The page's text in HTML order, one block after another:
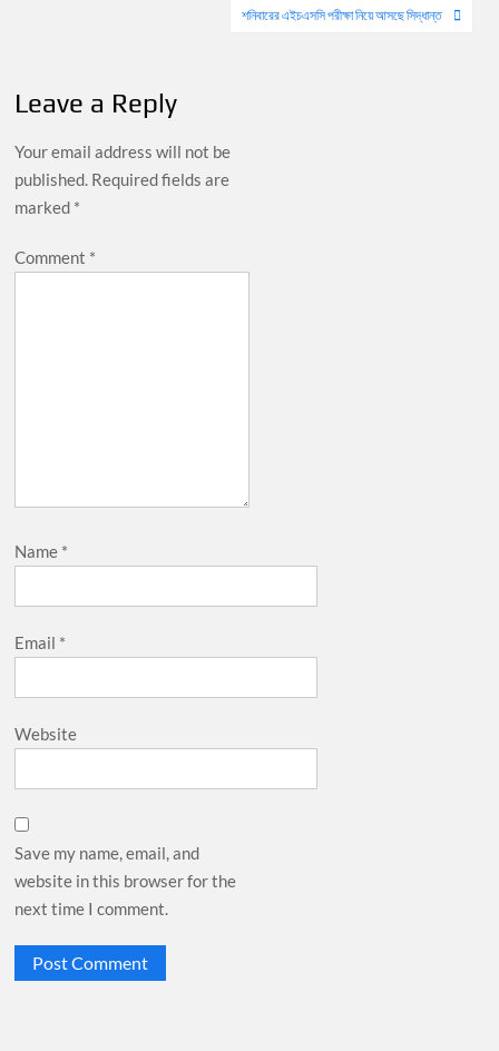
শনিবারের এইচএসসি পরীক্ষা নিয়ে আসছে সিদ্ধান্ত
Leave a Reply
Your email address will not be
published. Required fields are
marked *
Comment *
Name *
Email *
Website
Save my name, email, and
website in this browser for the
next time I comment.